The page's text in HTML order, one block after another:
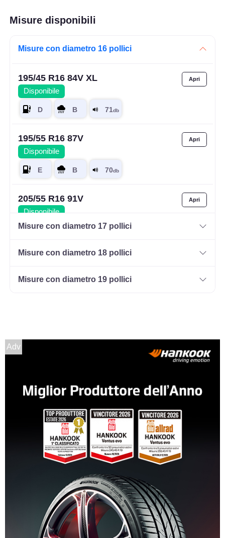
Misure disponibili
Misure con diametro 16 pollici
195/45 R16 84V XL
Disponibile
195/55 R16 87V
Disponibile
205/55 R16 91V
Disponibile
215/55 R16 97W XL
Disponibile
Misure con diametro 17 pollici
Misure con diametro 18 pollici
Misure con diametro 19 pollici
Adv